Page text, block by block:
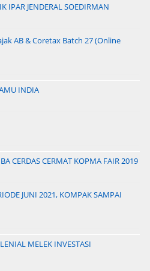
IPAR JENDERAL SOEDIRMAN
AB & Coretax Batch 27 (Online
INDIA
CERDAS CERMAT KOPMA FAIR 2019
JUNI 2021, KOMPAK SAMPAI
MELEK INVESTASI